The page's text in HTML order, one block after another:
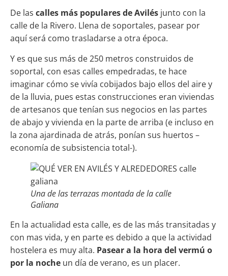
De las calles más populares de Avilés junto con la
calle de la Rivero. Llena de soportales, pasear por
aquí será como trasladarse a otra época.
Y es que sus más de 250 metros construidos de
soportal, con esas calles empedradas, te hace
imaginar cómo se vivía cobijados bajo ellos del aire y
de la lluvia, pues estas construcciones eran viviendas
de artesanos que tenían sus negocios en las partes
de abajo y vivienda en la parte de arriba (e incluso en
la zona ajardinada de atrás, ponían sus huertos –
economía de subsistencia total-).
Una de las terrazas montada de la calle
Galiana
En la actualidad esta calle, es de las más transitadas y
con mas vida, y en parte es debido a que la actividad
hostelera es muy alta. Pasear a la hora del vermú o
por la noche un día de verano, es un placer.